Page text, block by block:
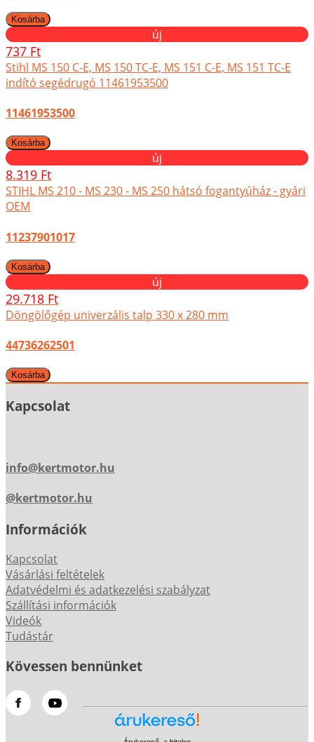
új
737 Ft
Stihl MS 150 C-E, MS 150 TC-E, MS 151 C-E, MS 151 TC-E
indító segédrugó 11461953500
11461953500
új
8.319 Ft
STIHL MS 210 - MS 230 - MS 250 hátsó fogantyúház - gyári
OEM
11237901017
új
29.718 Ft
Döngölőgép univerzális talp 330 x 280 mm
44736262501
Kapcsolat
info@kertmotor.hu
@kertmotor.hu
Információk
Kapcsolat
Vásárlási feltételek
Adatvédelmi és adatkezelési szabályzat
Szállítási információk
Videók
Tudástár
Kövessen bennünket